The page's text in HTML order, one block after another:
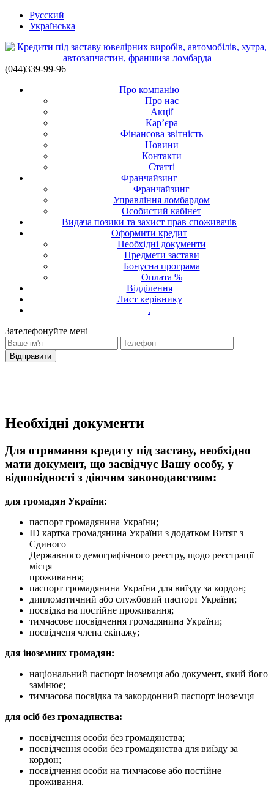
Русский
Українська
(044)339-99-96
Про компанію
Про нас
Акції
Кар’єра
Фінансова звітність
Новини
Контакти
Статті
Франчайзинг
Франчайзинг
Управління ломбардом
Особистий кабінет
Видача позики та захист прав споживачів
Оформити кредит
Необхідні документи
Предмети застави
Бонусна програма
Оплата %
Відділення
Лист керівнику
.
Зателефонуйте мені
Необхідні документи
Для отримання кредиту під заставу, необхідно
мати документ, що засвідчує Вашу особу, у
відповідності з діючим законодавством:
для громадян України:
паспорт громадянина України;
ID картка громадянина України з додатком Витяг з
Єдиного
Державного демографічного реєстру, щодо реєстрації
місця
проживання;
паспорт громадянина України для виїзду за кордон;
дипломатичний або службовий паспорт України;
посвідка на постійне проживання;
тимчасове посвідчення громадянина України;
посвідченя члена екіпажу;
для іноземних громадян:
національний паспорт іноземця або документ, який його
замінює;
тимчасова посвідка та закордонний паспорт іноземця
для осіб без громадянства:
посвідчення особи без громадянства;
посвідчення особи без громадянства для виїзду за
кордон;
посвідчення особи на тимчасове або постійне
проживання.